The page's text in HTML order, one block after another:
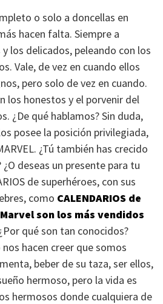
o solo a doncellas en
hacen falta. Siempre a
los delicados, peleando con los
Vale, de vez en cuando ellos
pero solo de vez en cuando.
los honestos y el porvenir del
¿De qué hablamos? Sin duda,
posee la posición privilegiada,
. ¿Tú también has crecido
deseas un presente para tu
de superhéroes, con sus
como CALENDARIOS de
son los más vendidos
qué son tan conocidos?
hacen creer que somos
beber de su taza, ser ellos,
hermoso, pero la vida es
hermosos donde cualquiera de